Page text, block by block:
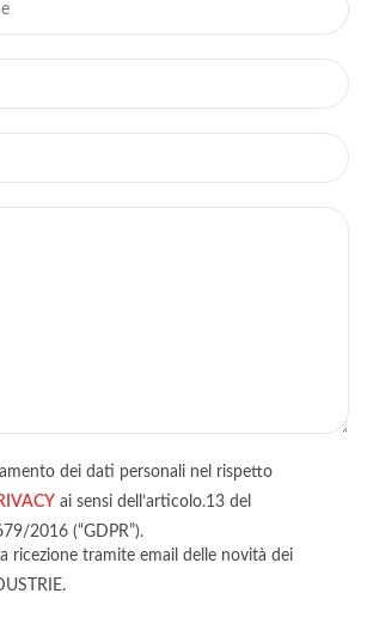
dei dati personali nel rispetto
ai sensi dell’articolo.13 del
2016 (“GDPR”).
ricezione tramite email delle novità dei